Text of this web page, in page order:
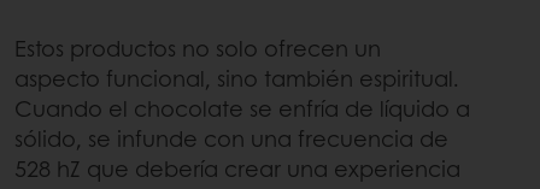
Estos productos no solo ofrecen un
aspecto funcional, sino también espiritual.
Cuando el chocolate se enfría de líquido a
sólido, se infunde con una frecuencia de
528 hZ que debería crear una experiencia